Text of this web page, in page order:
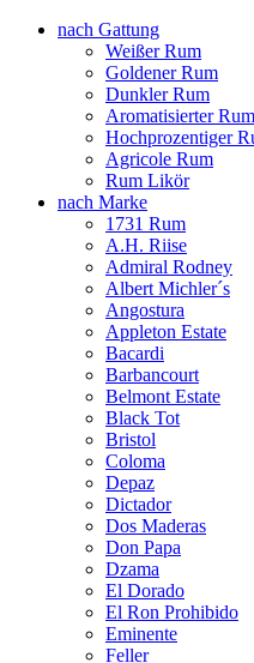
nach Gattung
Weißer Rum
Goldener Rum
Dunkler Rum
Aromatisierter Rum
Hochprozentiger
Agricole Rum
Rum Likör
nach Marke
1731 Rum
A.H. Riise
Admiral Rodney
Albert Michler´s
Angostura
Appleton Estate
Bacardi
Barbancourt
Belmont Estate
Black Tot
Bristol
Coloma
Depaz
Dictador
Dos Maderas
Don Papa
Dzama
El Dorado
El Ron Prohibido
Eminente
Feller